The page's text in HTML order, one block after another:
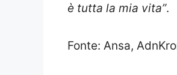
è tutta la mia vita”.
Fonte: Ansa,